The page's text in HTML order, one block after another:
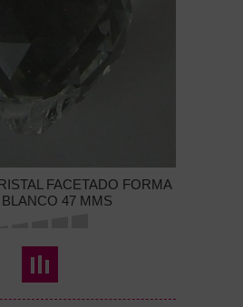
FACETADO FORMA
BLANCO 47 MMS